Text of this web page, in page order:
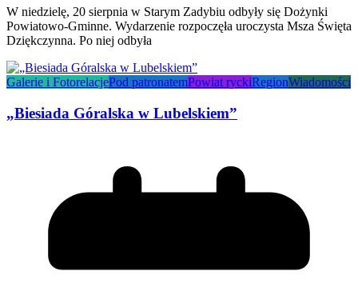
W niedzielę, 20 sierpnia w Starym Zadybiu odbyły się Dożynki
Powiatowo-Gminne. Wydarzenie rozpoczęła uroczysta Msza Święta
Dziękczynna. Po niej odbyła
Galerie i FotorelacjePod patronatemPowiat ryckiRegionWiadomości
„Biesiada Góralska w Lubelskiem”